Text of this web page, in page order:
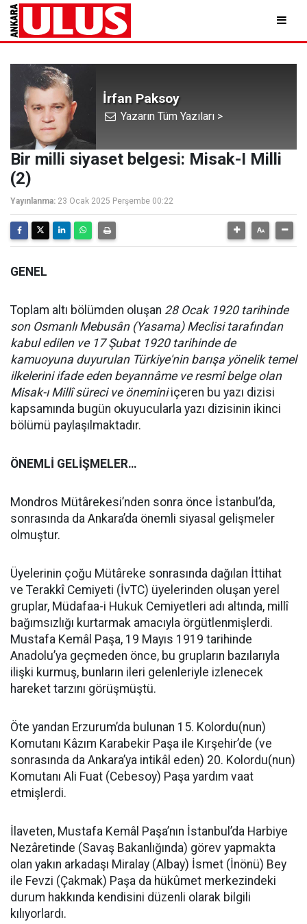
İrfan Paksoy
Yazarın Tüm Yazıları >
Bir milli siyaset belgesi: Misak-I Milli
(2)
Yayınlanma: 23 Ocak 2025 Perşembe 00:22
GENEL
Toplam altı bölümden oluşan 28 Ocak 1920 tarihinde
son Osmanlı Mebusân (Yasama) Meclisi tarafından
kabul edilen ve 17 Şubat 1920 tarihinde de
kamuoyuna duyurulan Türkiye'nin barışa yönelik temel
ilkelerini ifade eden beyannâme ve resmî belge olan
Misak-ı Millî süreci ve öneminiiçeren bu yazı dizisi
kapsamında bugün okuyucularla yazı dizisinin ikinci
bölümü paylaşılmaktadır.
ÖNEMLİ GELİŞMELER…
Mondros Mütârekesi’nden sonra önce İstanbul’da,
sonrasında da Ankara’da önemli siyasal gelişmeler
olmuştur.
Üyelerinin çoğu Mütâreke sonrasında dağılan İttihat
ve Terakkî Cemiyeti (İvTC) üyelerinden oluşan yerel
gruplar, Müdafaa-i Hukuk Cemiyetleri adı altında, millî
bağımsızlığı kurtarmak amacıyla örgütlenmişlerdi.
Mustafa Kemâl Paşa, 19 Mayıs 1919 tarihinde
Anadolu’ya geçmeden önce, bu grupların bazılarıyla
ilişki kurmuş, bunların ileri gelenleriyle izlenecek
hareket tarzını görüşmüştü.
Öte yandan Erzurum’da bulunan 15. Kolordu(nun)
Komutanı Kâzım Karabekir Paşa ile Kırşehir’de (ve
sonrasında da Ankara’ya intikâl eden) 20. Kolordu(nun)
Komutanı Ali Fuat (Cebesoy) Paşa yardım vaat
etmişlerdi.
İlaveten, Mustafa Kemâl Paşa’nın İstanbul’da Harbiye
Nezâretinde (Savaş Bakanlığında) görev yapmakta
olan yakın arkadaşı Miralay (Albay) İsmet (İnönü) Bey
ile Fevzi (Çakmak) Paşa da hükûmet merkezindeki
durum hakkında kendisini düzenli olarak bilgili
kılıyorlardı.